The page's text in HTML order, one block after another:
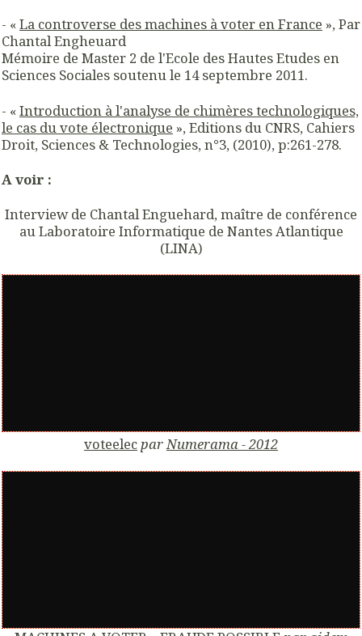
- «La controverse des machines à voter en France », Par
Chantal Engheuard
Mémoire de Master 2 de l'Ecole des Hautes Etudes en
Sciences Sociales soutenu le 14 septembre 2011.
- «Introduction à l'analyse de chimères technologiques,
le cas du vote électronique », Editions du CNRS, Cahiers
Droit, Sciences & Technologies, n°3, (2010), p:261-278.
A voir :
Interview de Chantal Enguehard, maître de conférence
au Laboratoire Informatique de Nantes Atlantique
(LINA)
voteelecparNumerama - 2012